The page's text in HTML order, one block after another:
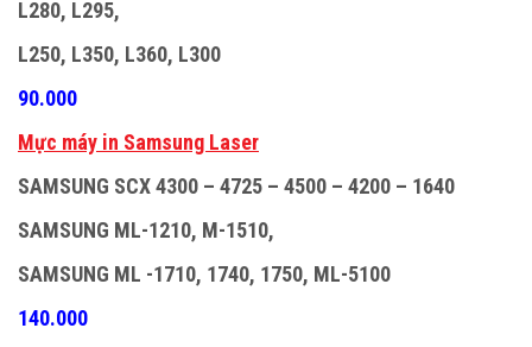
L280, L295,
L250, L350, L360, L300
90.000
Mực máy in Samsung Laser
SAMSUNG SCX 4300 – 4725 – 4500 – 4200 – 1640
SAMSUNG ML-1210, M-1510,
SAMSUNG ML -1710, 1740, 1750, ML-5100
140.000